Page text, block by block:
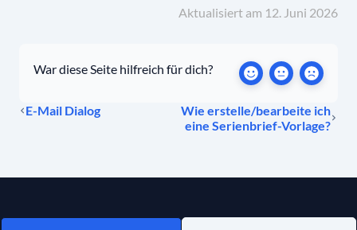
Aktualisiert am 12. Juni 2026
War diese Seite hilfreich für dich?
E-Mail Dialog
Wie erstelle/bearbeite ich
eine Serienbrief-Vorlage?